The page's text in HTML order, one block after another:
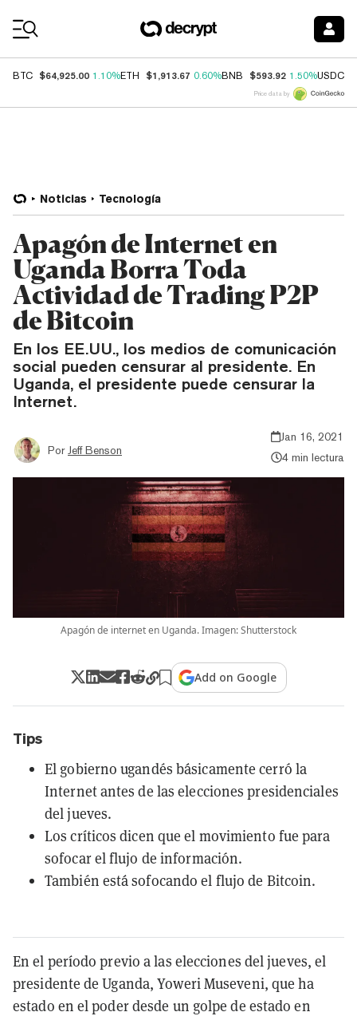
BTC $64,925.00 1.10%ETH $1,913.67 0.60%BNB $593.92 1.50%USDC
Price data by
Noticias Tecnología
Apagón de Internet en
Uganda Borra Toda
Actividad de Trading P2P
de Bitcoin
En los EE.UU., los medios de comunicación
social pueden censurar al presidente. En
Uganda, el presidente puede censurar la
Internet.
Por Jeff Benson
Jan 16, 2021
4 min lectura
Apagón de internet en Uganda. Imagen: Shutterstock
Add on Google
Tips
El gobierno ugandés básicamente cerró la
Internet antes de las elecciones presidenciales
del jueves.
Los críticos dicen que el movimiento fue para
sofocar el flujo de información.
También está sofocando el flujo de Bitcoin.
En el período previo a las elecciones del jueves, el
presidente de Uganda, Yoweri Museveni, que ha
estado en el poder desde un golpe de estado en